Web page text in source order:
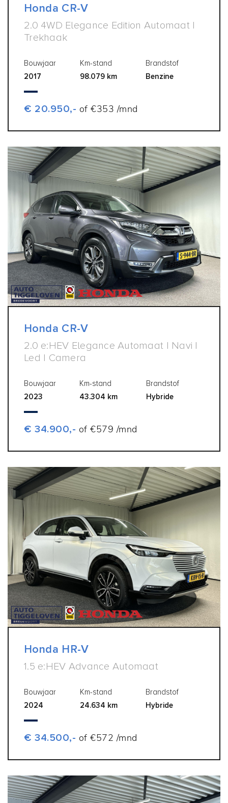
Honda CR-V
2.0 4WD Elegance Edition Automaat |
Trekhaak
Bouwjaar
2017
Km-stand
98.079 km
Brandstof
Benzine
€ 20.950,- of €353 /mnd
Honda CR-V
2.0 e:HEV Elegance Automaat | Navi |
Led | Camera
Bouwjaar
2023
Km-stand
43.304 km
Brandstof
Hybride
€ 34.900,- of €579 /mnd
Honda HR-V
1.5 e:HEV Advance Automaat
Bouwjaar
2024
Km-stand
24.634 km
Brandstof
Hybride
€ 34.500,- of €572 /mnd